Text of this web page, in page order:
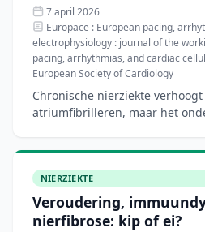
7 april 2026
Europace : European pacing,
electrophysiology : journal of the
pacing, arrhythmias, and cardiac
European Society of Cardiology
Chronische nierziekte
atriumfibrilleren, maar het
NIERZIEKTE
Veroudering,
nierfibrose: kip of ei?